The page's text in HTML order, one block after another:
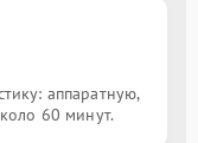
аппаратную,
60 минут.